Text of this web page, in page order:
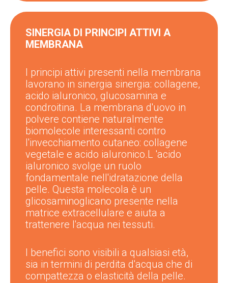
SINERGIA DI PRINCIPI ATTIVI A
MEMBRANA
I principi attivi presenti nella membrana
lavorano in sinergia sinergia: collagene,
acido ialuronico, glucosamina e
condroitina. La membrana d'uovo in
polvere contiene naturalmente
biomolecole interessanti contro
l'invecchiamento cutaneo: collagene
vegetale e acido ialuronico.L 'acido
ialuronico svolge un ruolo
fondamentale nell'idratazione della
pelle. Questa molecola è un
glicosaminoglicano presente nella
matrice extracellulare e aiuta a
trattenere l'acqua nei tessuti.
I benefici sono visibili a qualsiasi età,
sia in termini di perdita d'acqua che di
compattezza o elasticità della pelle.